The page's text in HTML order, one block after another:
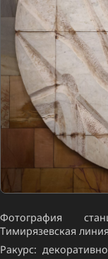
Фотография
Тимирязевская
Ракурс: